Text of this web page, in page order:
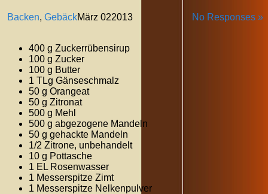
Backen, Gebäck No Responses »
März 022013
400 g Zuckerrübensirup
100 g Zucker
100 g Butter
1 TLg Gänseschmalz
50 g Orangeat
50 g Zitronat
500 g Mehl
500 g abgezogene Mandeln
50 g gehackte Mandeln
1/2 Zitrone, unbehandelt
10 g Pottasche
1 EL Rosenwasser
1 Messerspitze Zimt
1 Messerspitze Nelkenpulver